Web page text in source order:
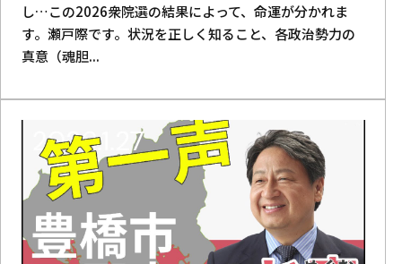
し…この2026衆院選の結果によって、命運が分かれま
す。瀬戸際です。状況を正しく知ること、各政治勢力の
真意（魂胆...